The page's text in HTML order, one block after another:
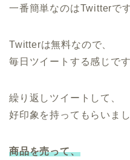
一番簡単なのはTwitterです
Twitterは無料なので、
毎日ツイートする感じです
繰り返しツイートして、
好印象を持ってもらいまし
商品を売って、